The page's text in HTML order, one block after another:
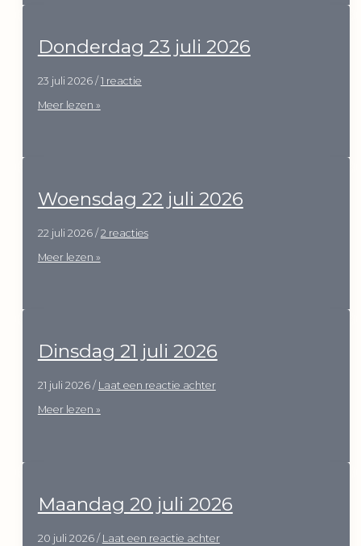
Donderdag 23 juli 2026
23 juli 2026 / 1 reactie
Donderdag
Meer lezen »
Woensdag 22 juli 2026
22 juli 2026 / 2 reacties
Woensdag
Meer lezen »
Dinsdag 21 juli 2026
21 juli 2026 / Laat een reactie achter
Dinsdag
Meer lezen »
Maandag 20 juli 2026
20 juli 2026 / Laat een reactie achter